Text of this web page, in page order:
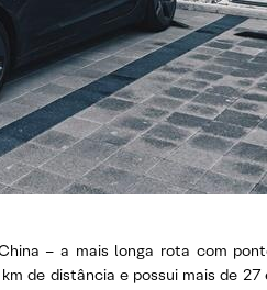
– a mais longa rota com
de distância e possui mais de